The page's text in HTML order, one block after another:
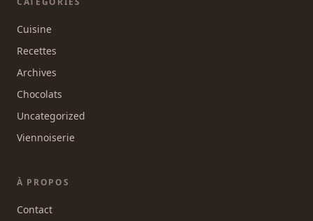
Cuisine
Recettes
Archives
Chocolats
Uncategorized
Viennoiserie
À PROPOS
Contact